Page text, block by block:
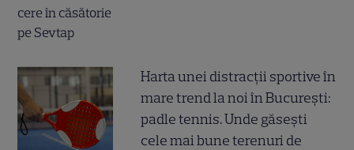
Harta unei distracții sportive în
mare trend la noi în București:
padle tennis. Unde găsești
cele mai bune terenuri de